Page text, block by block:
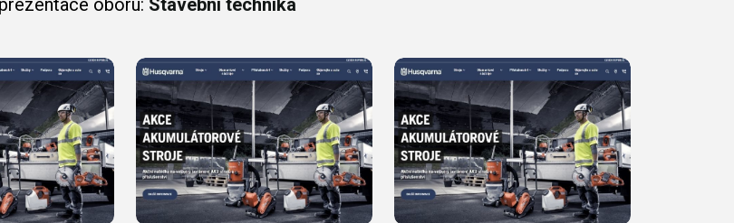
oboru: Stavební technika